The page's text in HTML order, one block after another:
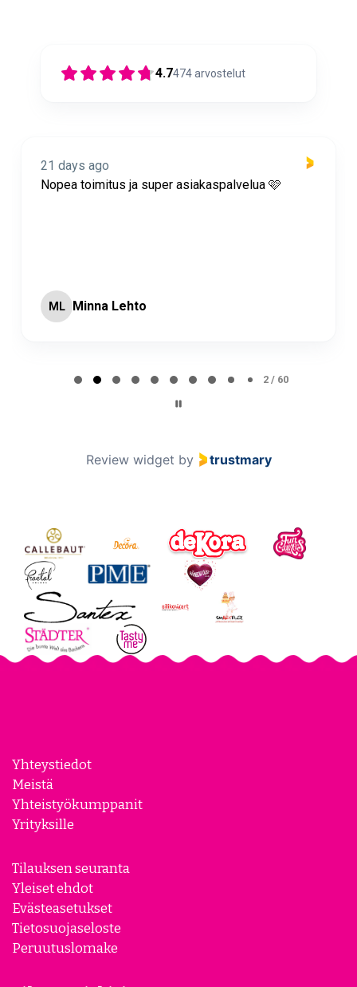
4.7474arvostelut
21 days ago
Nopea toimitus ja super asiakaspalvelua 🩷
ML Minna Lehto
2 / 60
Review widget by trustmary
Yhteystiedot
Meistä
Yhteistyökumppanit
Yrityksille
Tilauksen seuranta
Yleiset ehdot
Evästeasetukset
Tietosuojaseloste
Peruutuslomake